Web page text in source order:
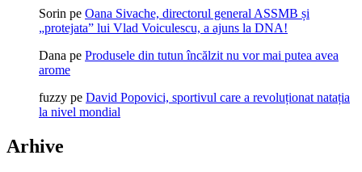
Sorin pe Oana Sivache, directorul general ASSMB și
„protejata” lui Vlad Voiculescu, a ajuns la DNA!
Dana pe Produsele din tutun încălzit nu vor mai putea avea
arome
fuzzy pe David Popovici, sportivul care a revoluționat natația
la nivel mondial
Arhive